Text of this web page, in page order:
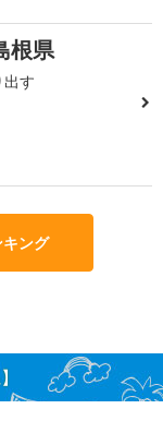
根県
す
ング